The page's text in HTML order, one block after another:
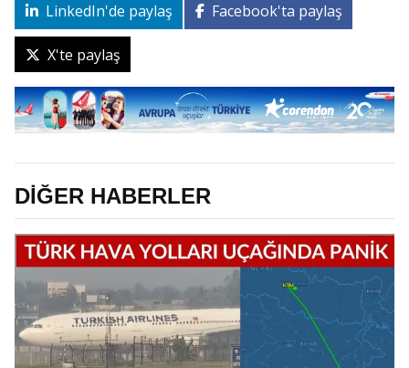
LinkedIn'de paylaş Facebook'ta paylaş
X'te paylaş
DİĞER HABERLER